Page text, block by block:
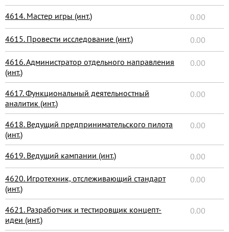
4614. Мастер игры (инт.) 0.00
4615. Провести исследование (инт.) 0.00
4616. Администратор отдельного направления
(инт.)
0.00
4617. Функциональный деятельностный
аналитик (инт.)
0.00
4618. Ведущий предпринимательского пилота
(инт.)
0.00
4619. Ведущий кампании (инт.) 0.00
4620. Игротехник, отслеживающий стандарт
(инт.)
0.00
4621. Разработчик и тестировщик концепт-
идеи (инт.)
0.00